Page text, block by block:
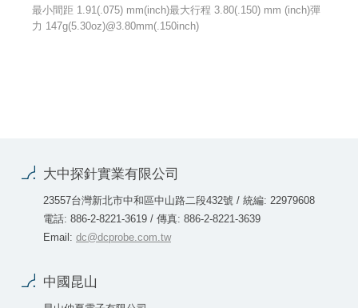
最小間距 1.91(.075) mm(inch)最大行程 3.80(.150) mm (inch)彈
力 147g(5.30oz)@3.80mm(.150inch)
大中探針實業有限公司
23557台灣新北市中和區中山路二段432號 / 統編: 22979608
電話: 886-2-8221-3619 / 傳真: 886-2-8221-3639
Email: dc@dcprobe.com.tw
中國昆山